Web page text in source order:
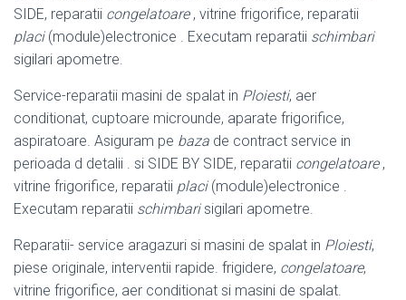
SIDE, reparatii congelatoare, vitrine frigorifice, reparatii
placi(module)electronice . Executam reparatii schimbari
sigilari apometre.
Service-reparatii masini de spalat in Ploiesti, aer
conditionat, cuptoare microunde, aparate frigorifice,
aspiratoare. Asiguram pe baza de contract service in
perioada d detalii . si SIDE BY SIDE, reparatii congelatoare,
vitrine frigorifice, reparatii placi(module)electronice .
Executam reparatii schimbarisigilari apometre.
Reparatii- service aragazuri si masini de spalat in Ploiesti,
piese originale, interventii rapide. frigidere, congelatoare,
vitrine frigorifice, aer conditionat si masini de spalat.